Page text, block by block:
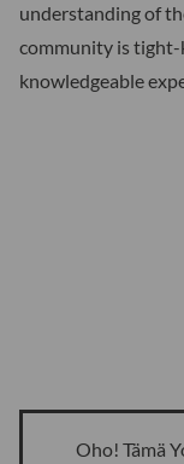
understanding of
community is tight-
knowledgeable
Oho! Tämä